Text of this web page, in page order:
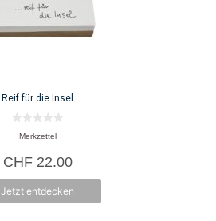
Reif für die Insel
n
5
Merkzettel
CHF22.00
Jetzt entdecken